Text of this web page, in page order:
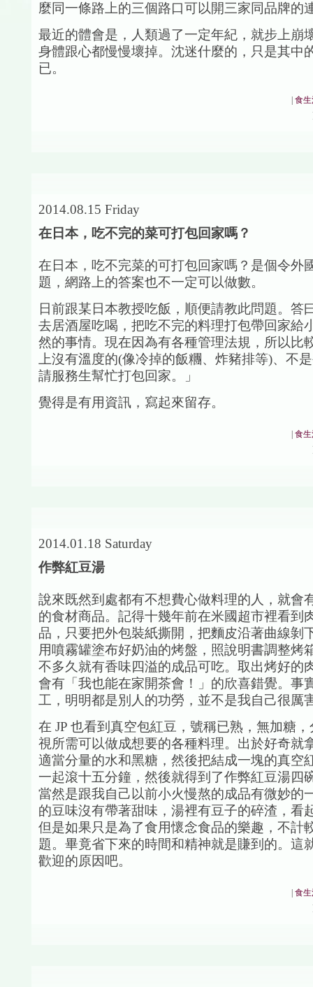
麼同一條路上的三個路口可以開三家同品牌的
最近的體會是，人類過了一定年紀，就步上崩
身體跟心都慢慢壞掉。沈迷什麼的，只是其中
已。
|食
2014.08.15 Friday
在日本，吃不完的菜可打包回家嗎？
在日本，吃不完菜的可打包回家嗎？是個令外
題，網路上的答案也不一定可以做數。
日前跟某日本教授吃飯，順便請教此問題。答
去居酒屋吃喝，把吃不完的料理打包帶回家給
然的事情。現在因為有各種管理法規，所以比
上沒有溫度的(像冷掉的飯糰、炸豬排等)、不
請服務生幫忙打包回家。」
覺得是有用資訊，寫起來留存。
|食
2014.01.18 Saturday
作弊紅豆湯
說來既然到處都有不想費心做料理的人，就會
的食材商品。記得十幾年前在米國超市裡看到
品，只要把外包裝紙撕開，把麵皮沿著曲線剝
用噴霧罐塗布好奶油的烤盤，照說明書調整烤
不多久就有香味四溢的成品可吃。取出烤好的
會有「我也能在家開茶會！」的欣喜錯覺。事
工，明明都是別人的功勞，並不是我自己很厲
在 JP 也看到真空包紅豆，號稱已熟，無加糖
視所需可以做成想要的各種料理。出於好奇就
適當分量的水和黑糖，然後把結成一塊的真空
一起滾十五分鐘，然後就得到了作弊紅豆湯四
當然是跟我自己以前小火慢熬的成品有微妙的
的豆味沒有帶著甜味，湯裡有豆子的碎渣，看
但是如果只是為了食用懷念食品的樂趣，不計
題。畢竟省下來的時間和精神就是賺到的。這
歡迎的原因吧。
|食